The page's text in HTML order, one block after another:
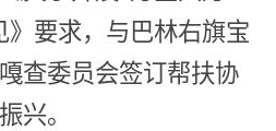
》要求，与巴林右旗宝
查委员会签订帮扶协
兴。